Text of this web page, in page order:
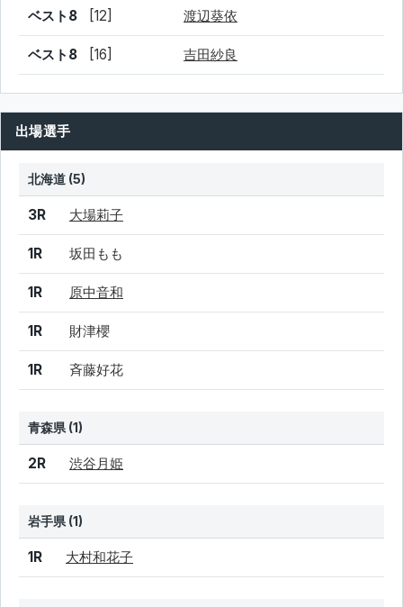
ベスト8 [12] 渡辺葵依
ベスト8 [16] 吉田紗良
出場選手
北海道 (5)
結果 シード 選手名
3R 大場莉子
1R 坂田もも
1R 原中音和
1R 財津櫻
1R 斉藤好花
青森県 (1)
結果 シード 選手名
2R 渋谷月姫
岩手県 (1)
結果 シード 選手名
1R 大村和花子